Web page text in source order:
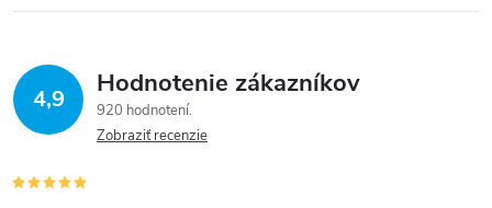
4,9 Hodnotenie zákazníkov
920 hodnotení
Zobraziť recenzie